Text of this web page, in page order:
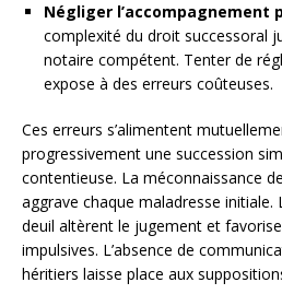
Négliger l’accompagnement
complexité du droit successoral
notaire compétent. Tenter de
expose à des erreurs coûteuses.
Ces erreurs s’alimentent
progressivement une succession
contentieuse. La méconnaissance
aggrave chaque maladresse initiale.
deuil altèrent le jugement et
impulsives. L’absence de
héritiers laisse place aux